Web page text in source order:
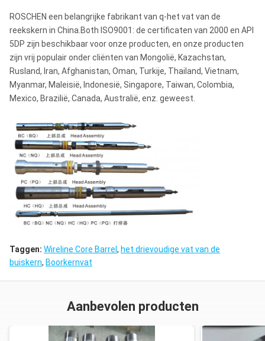
ROSCHEN een belangrijke fabrikant van q-het vat van de
reekskern in China.Both ISO9001: de certificaten van 2000 en API
5DP zijn beschikbaar voor onze producten, en onze producten
zijn vrij populair onder cliënten van Mongolië, Kazachstan,
Rusland, Iran, Afghanistan, Oman, Turkije, Thailand, Vietnam,
Myanmar, Maleisië, Indonesië, Singapore, Taiwan, Colombia,
Mexico, Brazilië, Canada, Australië, enz. geweest.
Taggen: Wireline Core Barrel , het drievoudige vat van de
buiskern, Boorkernvat
Aanbevolen producten